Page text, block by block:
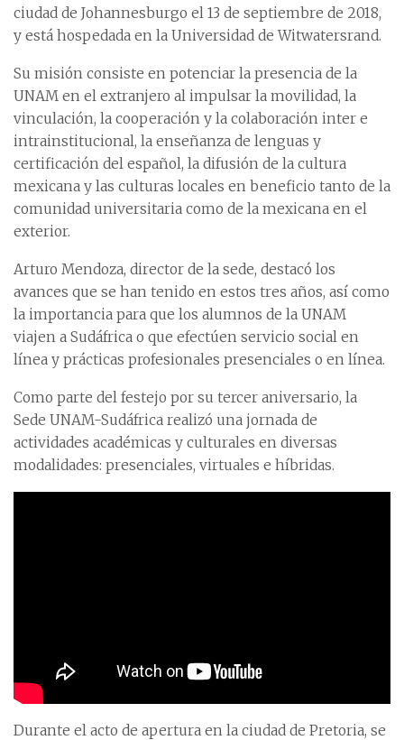
ciudad de Johannesburgo el 13 de septiembre de 2018,
y está hospedada en la Universidad de Witwatersrand.
Su misión consiste en potenciar la presencia de la
UNAM en el extranjero al impulsar la movilidad, la
vinculación, la cooperación y la colaboración inter e
intrainstitucional, la enseñanza de lenguas y
certificación del español, la difusión de la cultura
mexicana y las culturas locales en beneficio tanto de la
comunidad universitaria como de la mexicana en el
exterior.
Arturo Mendoza, director de la sede, destacó los
avances que se han tenido en estos tres años, así como
la importancia para que los alumnos de la UNAM
viajen a Sudáfrica o que efectúen servicio social en
línea y prácticas profesionales presenciales o en línea.
Como parte del festejo por su tercer aniversario, la
Sede UNAM-Sudáfrica realizó una jornada de
actividades académicas y culturales en diversas
modalidades: presenciales, virtuales e híbridas.
Durante el acto de apertura en la ciudad de Pretoria, se